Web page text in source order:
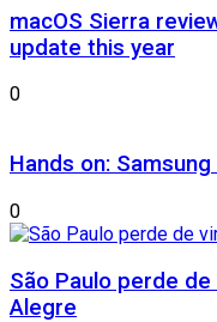
macOS Sierra
update this year
0
Hands on:
0
São Paulo perde
Alegre